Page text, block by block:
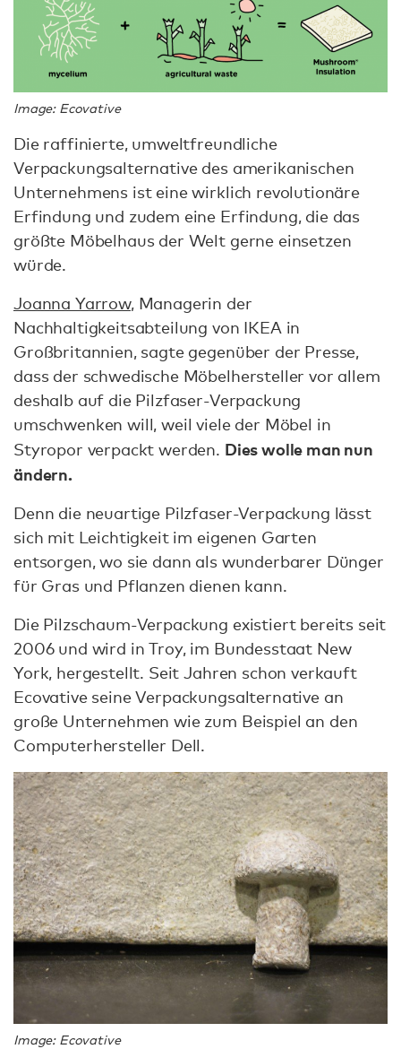
Image: Ecovative
Die raffinierte, umweltfreundliche
Verpackungsalternative des amerikanischen
Unternehmens ist eine wirklich revolutionäre
Erfindung und zudem eine Erfindung, die das
größte Möbelhaus der Welt gerne einsetzen
würde.
Joanna Yarrow, Managerin der
Nachhaltigkeitsabteilung von IKEA in
Großbritannien, sagte gegenüber der Presse,
dass der schwedische Möbelhersteller vor allem
deshalb auf die Pilzfaser-Verpackung
umschwenken will, weil viele der Möbel in
Styropor verpackt werden. Dies wolle man nun
ändern.
Denn die neuartige Pilzfaser-Verpackung lässt
sich mit Leichtigkeit im eigenen Garten
entsorgen, wo sie dann als wunderbarer Dünger
für Gras und Pflanzen dienen kann.
Die Pilzschaum-Verpackung existiert bereits seit
2006 und wird in Troy, im Bundesstaat New
York, hergestellt. Seit Jahren schon verkauft
Ecovative seine Verpackungsalternative an
große Unternehmen wie zum Beispiel an den
Computerhersteller Dell.
Image: Ecovative